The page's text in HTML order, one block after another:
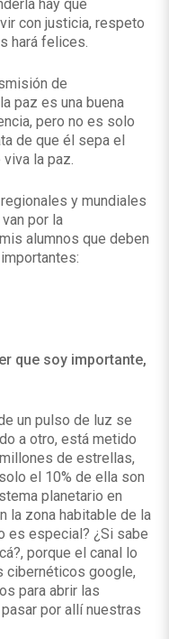
hay que
con justicia, respeto
hará felices.
de
paz es una buena
pero no es solo
de que él sepa el
la paz.
y mundiales
por la
alumnos que deben
que soy importante,
un pulso de luz se
a otro, está metido
de estrellas,
el 10% de ella son
planetario en
la zona habitable de la
es especial? ¿Si sabe
porque el canal lo
cibernéticos google,
para abrir las
por allí nuestras